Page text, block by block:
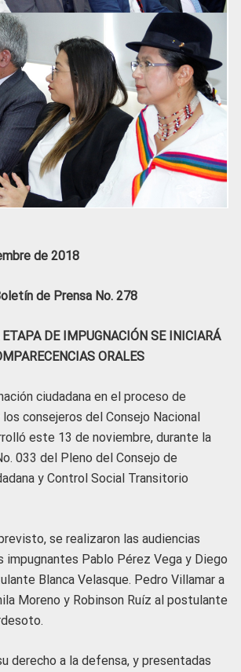
de 2018
de Prensa No. 278
DE IMPUGNACIÓN SE INICIARÁ
ORALES
ciudadana en el proceso de
consejeros del Consejo Nacional
este 13 de noviembre, durante la
033 del Pleno del Consejo de
y Control Social Transitorio
se realizaron las audiencias
impugnantes Pablo Pérez Vega y Diego
Blanca Velasque. Pedro Villamar a
Moreno y Robinson Ruíz al postulante
derecho a la defensa, y presentadas